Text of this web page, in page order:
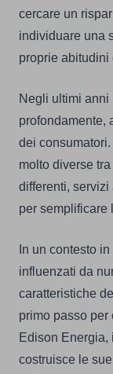
cercare un
individuare una
proprie abitudini
Negli ultimi anni
profondamente,
dei
molto diverse
differenti,
per semplificare
In un contesto
influenzati da
caratteristiche
primo passo per
Edison Energia,
costruisce le